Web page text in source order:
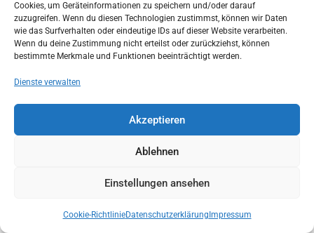
Cookies, um Geräteinformationen zu speichern und/oder darauf
zuzugreifen. Wenn du diesen Technologien zustimmst, können wir Daten
wie das Surfverhalten oder eindeutige IDs auf dieser Website verarbeiten.
Wenn du deine Zustimmung nicht erteilst oder zurückziehst, können
bestimmte Merkmale und Funktionen beeinträchtigt werden.
Dienste verwalten
Akzeptieren
Ablehnen
Einstellungen ansehen
Cookie-RichtlinieDatenschutzerklärung Impressum
Kapfingerstr. 48/1, 6263 Fügen
Impressum
© 2024 Climbing Zoo • Alle Rechte vorbehalten
Deutsch